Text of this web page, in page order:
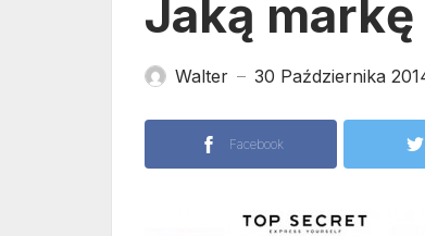
Jaką
Walter — 30 Października
Facebook